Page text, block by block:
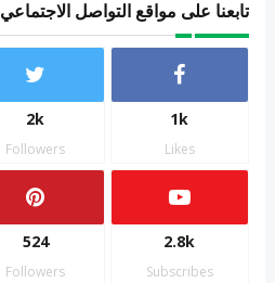
تابعنا على مواقع التواصل الاجتماعي
1k
Likes
2k
Followers
2.8k
Subscribes
524
Followers